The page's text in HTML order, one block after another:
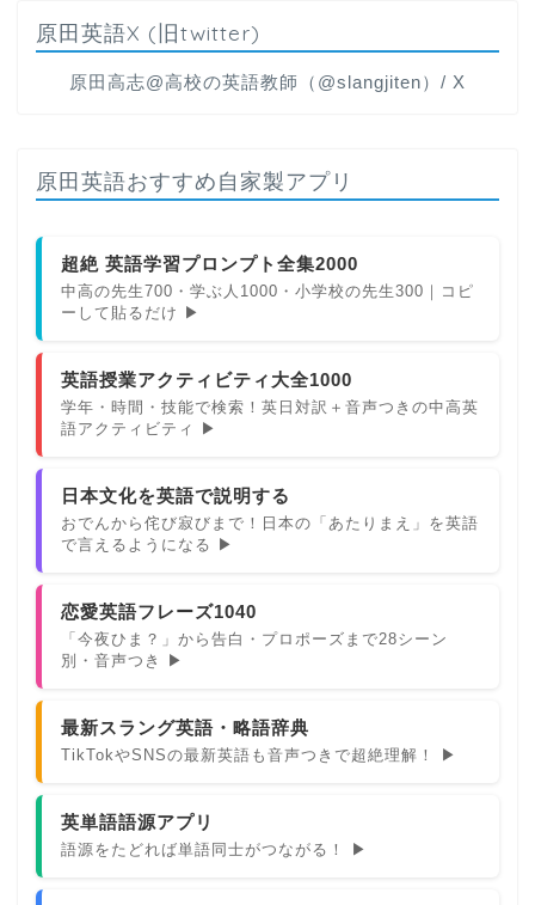
原田英語X (旧twitter)
原田高志@高校の英語教師（@slangjiten）/ X
原田英語おすすめ自家製アプリ
超絶 英語学習プロンプト全集2000
中高の先生700・学ぶ人1000・小学校の先生300｜コピ
ーして貼るだけ ▶
英語授業アクティビティ大全1000
学年・時間・技能で検索！英日対訳＋音声つきの中高英
語アクティビティ ▶
日本文化を英語で説明する
おでんから侘び寂びまで！日本の「あたりまえ」を英語
で言えるようになる ▶
恋愛英語フレーズ1040
「今夜ひま？」から告白・プロポーズまで28シーン
別・音声つき ▶
最新スラング英語・略語辞典
TikTokやSNSの最新英語も音声つきで超絶理解！ ▶
英単語語源アプリ
語源をたどれば単語同士がつながる！ ▶